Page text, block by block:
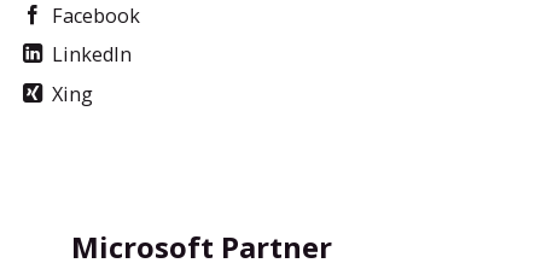
Facebook
LinkedIn
Xing
Microsoft Partner